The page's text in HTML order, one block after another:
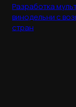
Разработка
винодельни с
стран